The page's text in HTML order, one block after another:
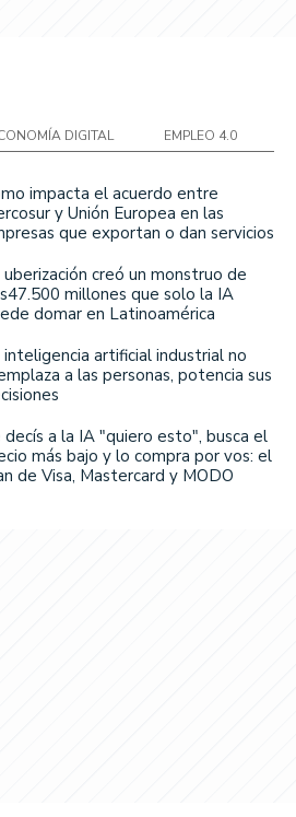
DIGITAL EMPLEO 4.0
impacta el acuerdo entre
y Unión Europea en las
que exportan o dan servicios
uberización creó un monstruo de
millones que solo la IA
domar en Latinoamérica
inteligencia artificial industrial no
a las personas, potencia sus
decís a la IA "quiero esto", busca el
más bajo y lo compra por vos: el
de Visa, Mastercard y MODO